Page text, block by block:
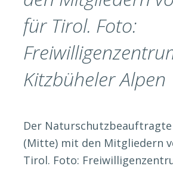
für Tirol. Foto:
Kitzbüheler Alpen
Der
(Mitte) mit den Mitgliedern
Tirol. Foto: